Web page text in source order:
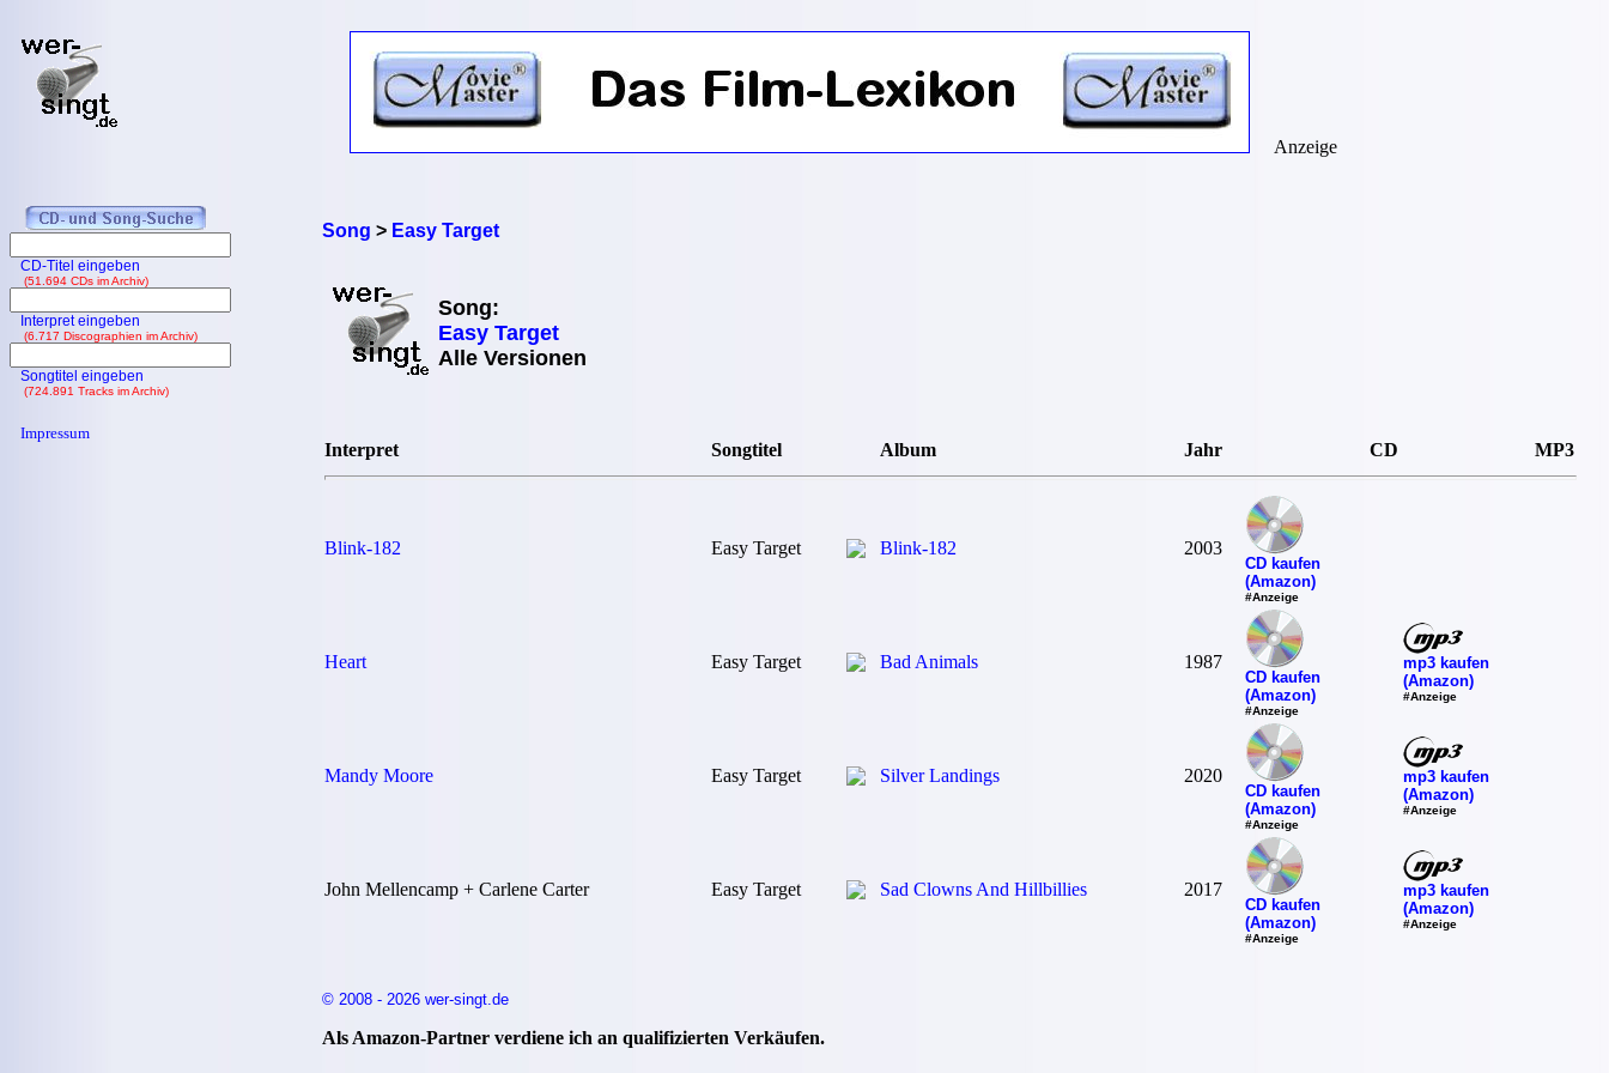
Song > Easy Target
Song:
Easy Target
Alle Versionen
Interpret Songtitel Album Jahr CD MP3
Blink-182 Easy Target Blink-182 2003
CD kaufen
(Amazon)
#Anzeige
Heart Easy Target Bad Animals 1987
CD kaufen
(Amazon)
#Anzeige
mp3 kaufen
(Amazon)
#Anzeige
Mandy Moore Easy Target Silver Landings 2020
CD kaufen
(Amazon)
#Anzeige
mp3 kaufen
(Amazon)
#Anzeige
John Mellencamp + Carlene Carter Easy Target Sad Clowns And Hillbillies 2017
CD kaufen
(Amazon)
#Anzeige
mp3 kaufen
(Amazon)
#Anzeige
© 2008 - 2026 wer-singt.de
Als Amazon-Partner verdiene ich an qualifizierten Verkäufen.
Anzeige
CD-Titel eingeben
(51.694 CDs im Archiv)
Interpret eingeben
(6.717 Discographien im Archiv)
Songtitel eingeben
(724.891 Tracks im Archiv)
Impressum